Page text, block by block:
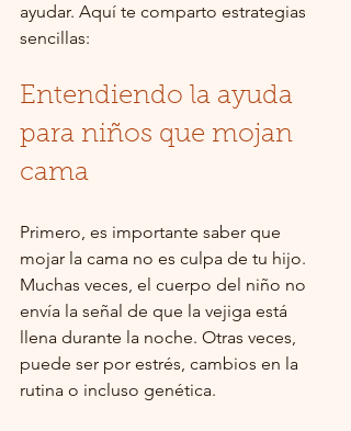
ayudar. Aquí te comparto estrategias
sencillas:
Entendiendo la ayuda
para niños que mojan
cama
Primero, es importante saber que
mojar la cama no es culpa de tu hijo.
Muchas veces, el cuerpo del niño no
envía la señal de que la vejiga está
llena durante la noche. Otras veces,
puede ser por estrés, cambios en la
rutina o incluso genética.